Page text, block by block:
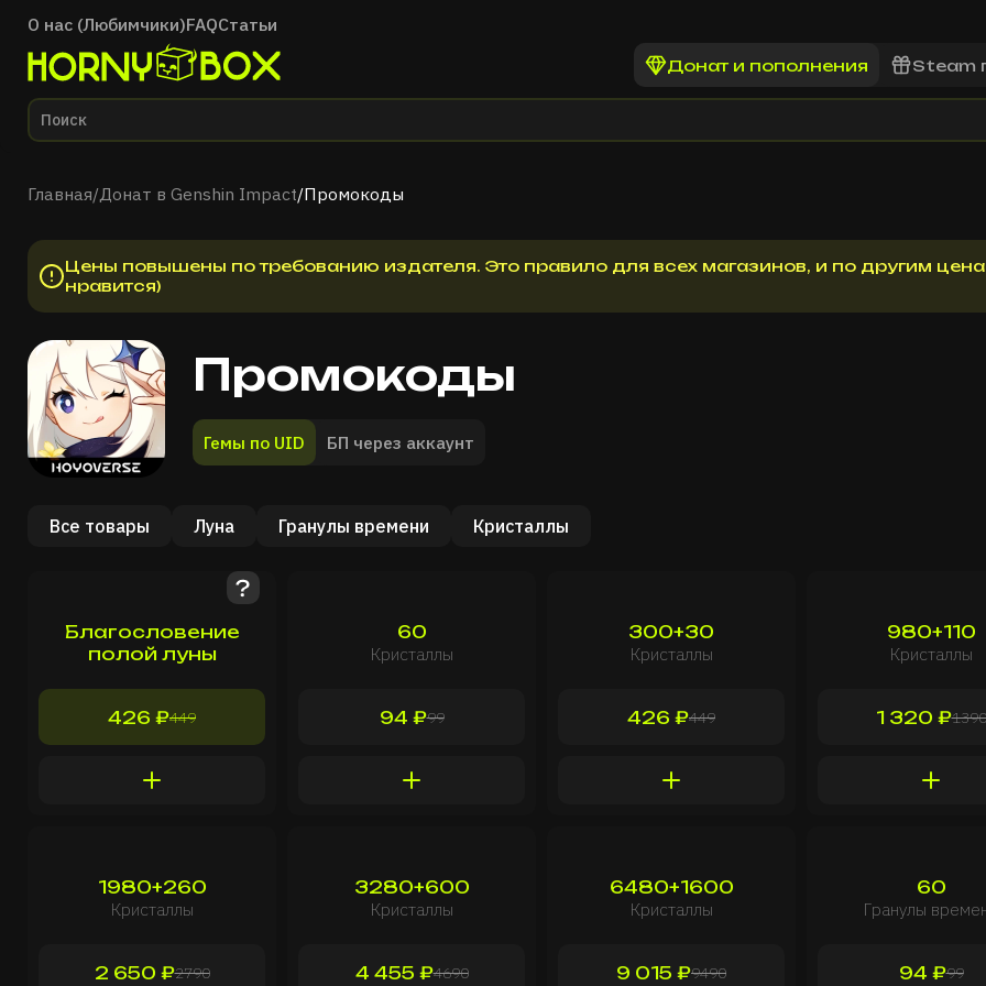
О нас (Любимчики)FAQСтатьи
Главная
Донат и пополнения Steam
Главная/Донат в Genshin Impact/Промокоды
Цены повышены по требованию издателя. Это правило для всех магазинов, и по другим
нравится)
Промокоды
Гемы по UID БП через аккаунт
Все товары Луна Гранулы времени Кристаллы
Благословение
полой луны
426 ₽449
60
Кристаллы
94 ₽99
300+30
Кристаллы
426 ₽449
980+110
Кристаллы
1 320 ₽1390
1980+260
Кристаллы
2 650 ₽2790
3280+600
Кристаллы
4 455 ₽4690
6480+1600
Кристаллы
9 015 ₽9490
60
Гранулы
94 ₽99